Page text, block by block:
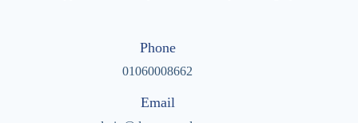
Phone
01060008662
Email